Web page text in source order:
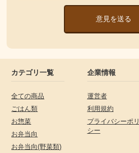
意見を送る
カテゴリ一覧
全ての商品
ごはん類
お惣菜
お弁当向
お弁当向(野菜類)
企業情報
運営者
利用規約
プライバシーポリ
シー